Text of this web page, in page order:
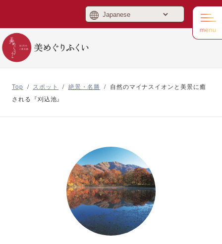
Top / スポット / 絶景・名勝 / 自然のマイナスイオンと美景に癒
される『刈込池』